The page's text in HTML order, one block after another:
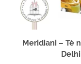
Meridiani – Tè